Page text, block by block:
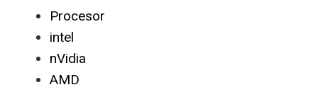
Procesor
intel
nVidia
AMD